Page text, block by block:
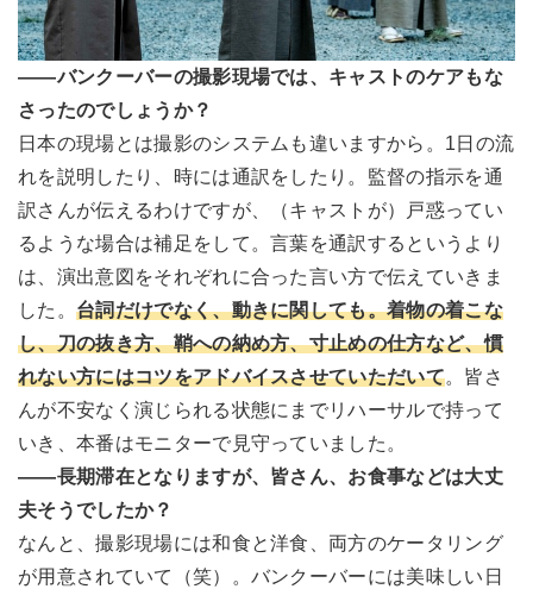
――バンクーバーの撮影現場では、キャストのケアもな
さったのでしょうか？
日本の現場とは撮影のシステムも違いますから。1日の流
れを説明したり、時には通訳をしたり。監督の指示を通
訳さんが伝えるわけですが、（キャストが）戸惑ってい
るような場合は補足をして。言葉を通訳するというより
は、演出意図をそれぞれに合った言い方で伝えていきま
した。 台詞だけでなく、動きに関しても。着物の着こな
し、刀の抜き方、鞘への納め方、寸止めの仕方など、慣
れない方にはコツをアドバイスさせていただいて。皆さ
んが不安なく演じられる状態にまでリハーサルで持って
いき、本番はモニターで見守っていました。
――長期滞在となりますが、皆さん、お食事などは大丈
夫そうでしたか？
なんと、撮影現場には和食と洋食、両方のケータリング
が用意されていて（笑）。バンクーバーには美味しい日